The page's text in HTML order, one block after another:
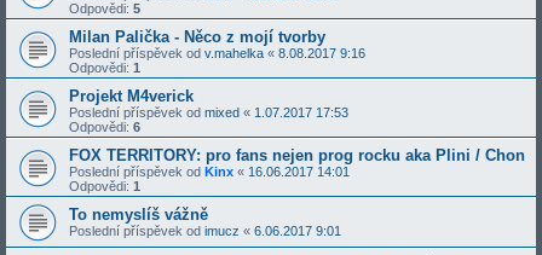
Odpovědi: 5
Milan Palička - Něco z mojí tvorby
Poslední příspěvek od v.mahelka « 8.08.2017 9:16
Odpovědi: 1
Projekt M4verick
Poslední příspěvek od mixed « 1.07.2017 17:53
Odpovědi: 6
FOX TERRITORY: pro fans nejen prog rocku aka Plini / Chon
Poslední příspěvek od Kinx « 16.06.2017 14:01
Odpovědi: 1
To nemyslíš vážně
Poslední příspěvek od imucz « 6.06.2017 9:01